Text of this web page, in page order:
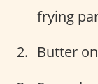
frying
Butter